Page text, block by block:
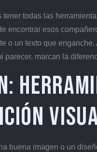
todas las
encontrar esos
o un texto que
parecer, marcan la
buena imagen o un